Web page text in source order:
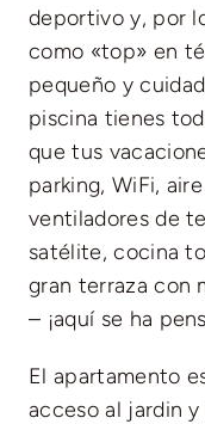
deportivo y, por
como «top» en
pequeño y
piscina tienes
que tus
parking, WiFi,
ventiladores de
satélite, cocina
gran terraza con
– ¡aquí se ha
El apartamento
acceso al jardin